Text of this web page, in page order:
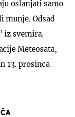
oslanjati samo
munje. Odsad
iz svemira.
Meteosata,
13. prosinca